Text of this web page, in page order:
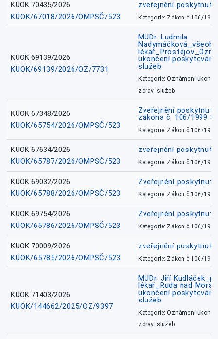
KUOK 70435/2026
KÚOK/67018/2026/OMPSČ/523
zveřejnění
Kategorie: Zákon č.106/1999
KUOK 69139/2026
KÚOK/69139/2026/OZ/7731
MUDr. Ludmila
ukončení
služeb
Kategorie: Oznámení-
zdrav. služeb
KUOK 67348/2026
KÚOK/65754/2026/OMPSČ/523
Zveřejnění
zákona č. 106/1999
Kategorie: Zákon č.106/1999
KUOK 67634/2026
KÚOK/65787/2026/OMPSČ/523
zveřejnění
Kategorie: Zákon č.106/1999
KUOK 69032/2026
KÚOK/65788/2026/OMPSČ/523
Zveřejnění
Kategorie: Zákon č.106/1999
KUOK 69754/2026
KÚOK/65786/2026/OMPSČ/523
Zveřejnění
Kategorie: Zákon č.106/1999
KUOK 70009/2026
KÚOK/65785/2026/OMPSČ/523
zveřejnění
Kategorie: Zákon č.106/1999
KUOK 71403/2026
KÚOK/144662/2025/OZ/9397
MUDr. Jiří
lékař_Ruda nad
ukončení
služeb
Kategorie: Oznámení-
zdrav. služeb